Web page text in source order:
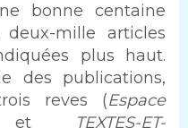
bonne centaine
mille articles
plus haut.
des publications,
reves (Espace
et
TEXTES-ET-